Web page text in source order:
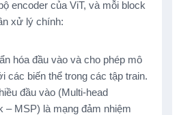
encoder của ViT, và mỗi block
xử lý chính:
hóa đầu vào và cho phép mô
các biến thể trong các tập train.
đầu vào (Multi-head
– MSP) là mạng đảm nhiệm